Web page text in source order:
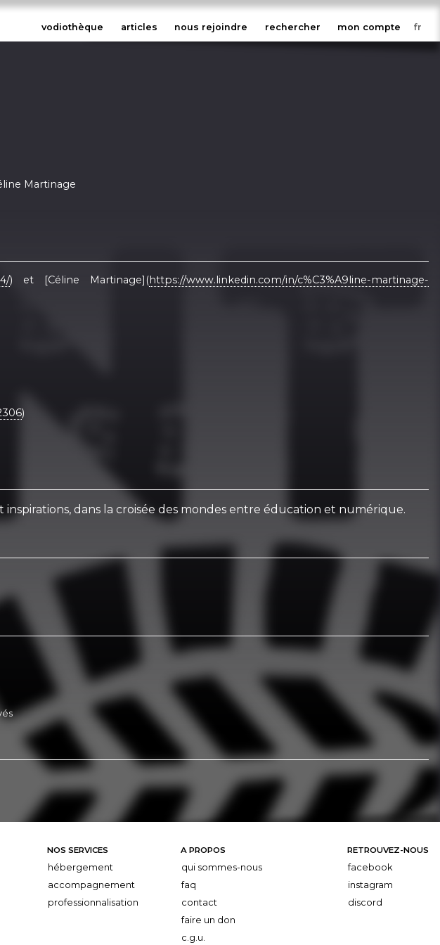
vodiothèque articles nous rejoindre rechercher mon compte
Martinage
) et [Céline Martinage](https://www.linkedin.com/in/c%C3%A9line-martinage-
)
dans la croisée des mondes entre éducation et numérique.
NOS SERVICES
hébergement
accompagnement
professionnalisation
A PROPOS
qui sommes-nous
faq
contact
faire un don
c.g.u.
RETROUVEZ-NOUS
facebook
instagram
discord